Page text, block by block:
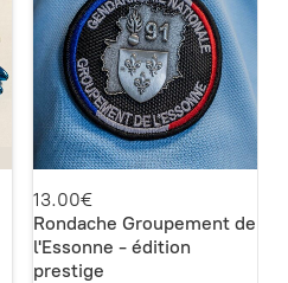
13.00€
Rondache Groupement de
l'Essonne - édition
prestige